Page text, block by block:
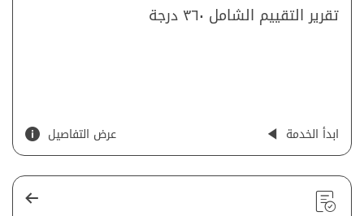
تقرير التقييم الشامل ٣٦٠ درجة
ابدأ الخدمة عرض التفاصيل